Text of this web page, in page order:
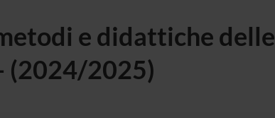
e didattiche delle
(2024/2025)